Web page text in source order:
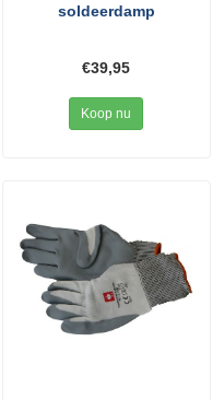
soldeerdamp
€39,95
Koop nu